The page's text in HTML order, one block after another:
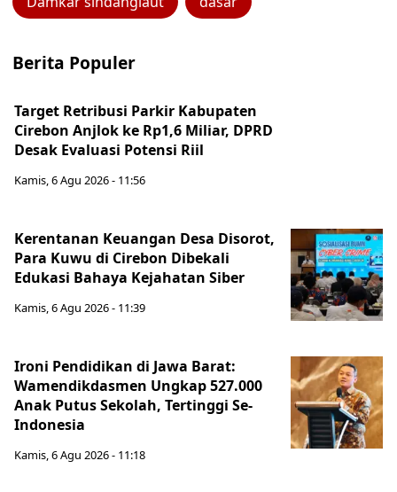
Berita Populer
Target Retribusi Parkir Kabupaten
Cirebon Anjlok ke Rp1,6 Miliar, DPRD
Desak Evaluasi Potensi Riil
Kamis, 6 Agu 2026 - 11:56
Kerentanan Keuangan Desa Disorot,
Para Kuwu di Cirebon Dibekali
Edukasi Bahaya Kejahatan Siber
Kamis, 6 Agu 2026 - 11:39
Ironi Pendidikan di Jawa Barat:
Wamendikdasmen Ungkap 527.000
Anak Putus Sekolah, Tertinggi Se-
Indonesia
Kamis, 6 Agu 2026 - 11:18